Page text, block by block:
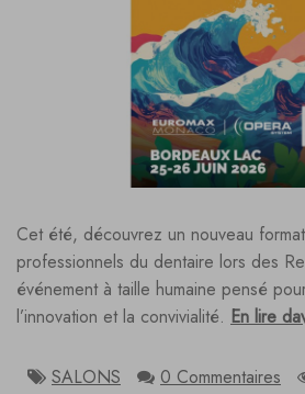
Cet été, découvrez un nouveau
professionnels du dentaire lors des
événement à taille humaine pensé
l’innovation et la convivialité. En lire
SALONS 0 Commentaires